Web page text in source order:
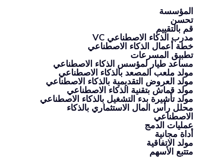
المؤسسة
تحسن
قم بالتقييم
مدرب الذكاء الاصطناعي VC
خطة أعمال الذكاء الاصطناعي
تطبيق المسرعات
مساعد طيار لمؤسس الذكاء الاصطناعي
مولد ملعب المصعد بالذكاء الاصطناعي
مولد العروض التقديمية بالذكاء الاصطناعي
مولد قماش بتقنية الذكاء الاصطناعي
مولد تأشيرة بدء التشغيل بالذكاء الاصطناعي
محلل رأس المال الاستثماري بالذكاء
الاصطناعي
عمليات الدمج
أداة مجانية
مولد الاتفاقية
متتبع الأسهم